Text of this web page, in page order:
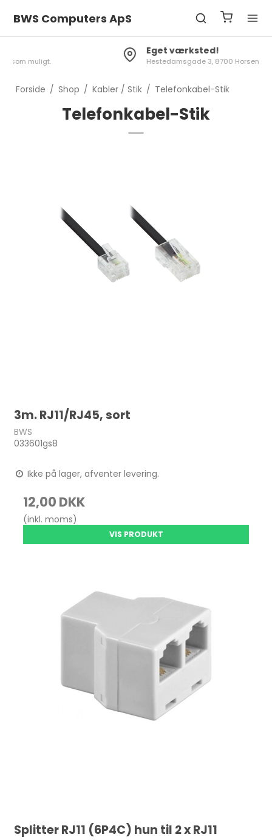
BWS Computers ApS
Eget værksted!
Hestedamsgade 3, 8700 Horsens
Forside / Shop / Kabler / Stik / Telefonkabel-Stik
Telefonkabel-Stik
3m. RJ11/RJ45, sort
BWS
033601gs8
Ikke på lager, afventer levering.
12,00 DKK
(inkl. moms)
VIS PRODUKT
Splitter RJ11 (6P4C) hun til 2 x RJ11